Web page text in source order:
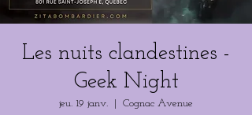
Les nuits clandestines -
Geek Night
jeu. 19 janv. Cognac Avenue